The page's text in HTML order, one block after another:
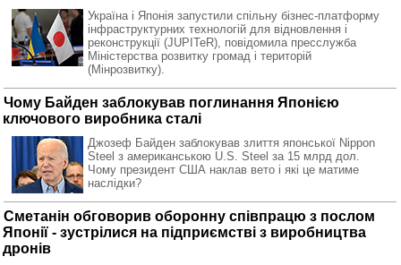
Україна і Японія запустили спільну бізнес-платформу
інфраструктурних технологій для відновлення і
реконструкції (JUPITeR), повідомила пресслужба
Міністерства розвитку громад і територій
(Мінрозвитку).
Чому Байден заблокував поглинання Японією
ключового виробника сталі
Джозеф Байден заблокував злиття японської Nippon
Steel з американською U.S. Steel за 15 млрд дол.
Чому президент США наклав вето і які це матиме
наслідки?
Сметанін обговорив оборонну співпрацю з послом
Японії - зустрілися на підприємстві з виробництва
дронів